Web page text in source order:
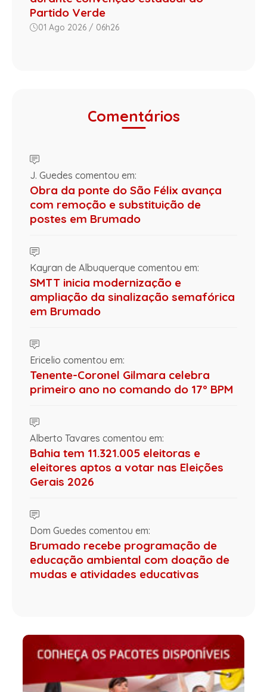
Partido Verde
01 Ago 2026 / 06h26
Comentários
J. Guedes comentou em:
Obra da ponte do São Félix avança
com remoção e substituição de
postes em Brumado
Kayran de Albuquerque comentou em:
SMTT inicia modernização e
ampliação da sinalização semafórica
em Brumado
Ericelio comentou em:
Tenente-Coronel Gilmara celebra
primeiro ano no comando do 17º BPM
Alberto Tavares comentou em:
Bahia tem 11.321.005 eleitoras e
eleitores aptos a votar nas Eleições
Gerais 2026
Dom Guedes comentou em:
Brumado recebe programação de
educação ambiental com doação de
mudas e atividades educativas